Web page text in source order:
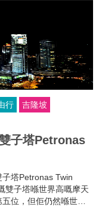
行 吉隆坡
子塔Petronas
塔Petronas Twin
雙子塔喺世界高嘅摩天
位，但佢仍然喺世界